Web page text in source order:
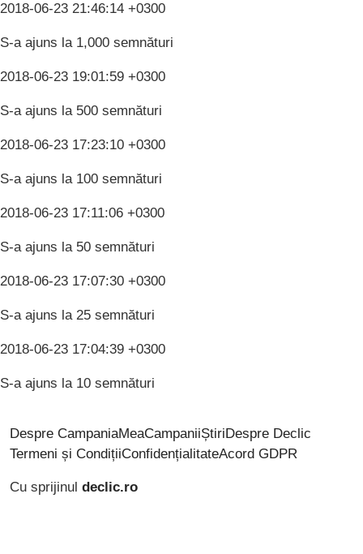
2018-06-23 21:46:14 +0300
S-a ajuns la 1,000 semnături
2018-06-23 19:01:59 +0300
S-a ajuns la 500 semnături
2018-06-23 17:23:10 +0300
S-a ajuns la 100 semnături
2018-06-23 17:11:06 +0300
S-a ajuns la 50 semnături
2018-06-23 17:07:30 +0300
S-a ajuns la 25 semnături
2018-06-23 17:04:39 +0300
S-a ajuns la 10 semnături
Despre CampaniaMeaCampaniiȘtiriDespre Declic
Termeni și CondițiiConfidențialitateAcord GDPR
Cu sprijinul declic.ro